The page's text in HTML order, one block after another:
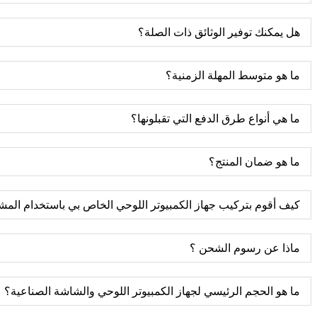
هل يمكنك توفير الوثائق ذات الصلة؟
ما هو متوسط ​​المهلة الزمنية؟
ما هي أنواع طرق الدفع التي تقبلونها؟
ما هو ضمان المنتج؟
كيف أقوم بتركيب جهاز الكمبيوتر اللوحي الخاص بي باستخدام
ماذا عن رسوم الشحن ؟
ما هو الحجم الرئيسي لجهاز الكمبيوتر اللوحي والشاشة الصناعية؟